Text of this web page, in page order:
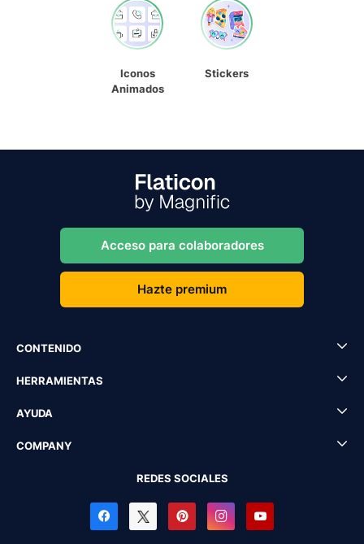
Iconos
Animados
Stickers
Acceso para colaboradores
Hazte premium
CONTENIDO
HERRAMIENTAS
AYUDA
COMPANY
REDES SOCIALES